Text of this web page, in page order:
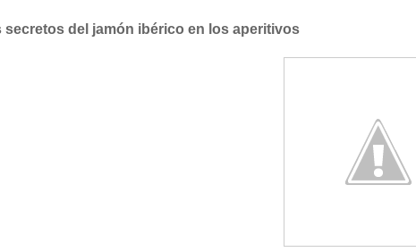
secretos del jamón ibérico en los aperitivos